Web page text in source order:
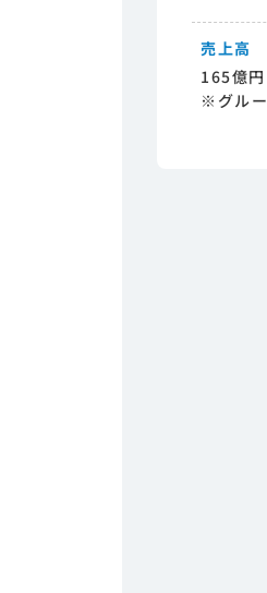
売上高
165億
※グル